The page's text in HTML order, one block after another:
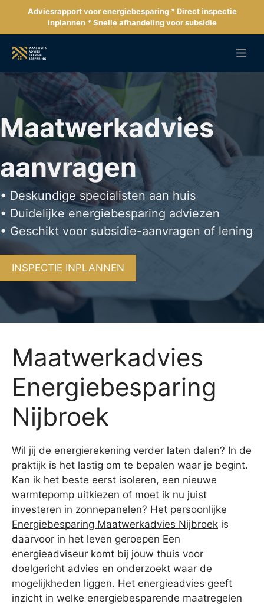
de
inhoud
Adviesrapport voor energiebesparing * Direct inspectie
inplannen * Snelle afhandeling voor subsidie
Maatwerkadvies
aanvragen
• Deskundige specialisten aan huis
• Duidelijke energiebesparing adviezen
• Geschikt voor subsidie-aanvragen of lening
INSPECTIE INPLANNEN
Maatwerkadvies
Energiebesparing
Nijbroek
Wil jij de energierekening verder laten dalen? In de
praktijk is het lastig om te bepalen waar je begint.
Kan ik het beste eerst isoleren, een nieuwe
warmtepomp uitkiezen of moet ik nu juist
investeren in zonnepanelen? Het persoonlijke
Energiebesparing Maatwerkadvies Nijbroek is
daarvoor in het leven geroepen Een
energieadviseur komt bij jouw thuis voor
doelgericht advies en onderzoekt waar de
mogelijkheden liggen. Het energieadvies geeft
inzicht in welke energiebesparende maatregelen